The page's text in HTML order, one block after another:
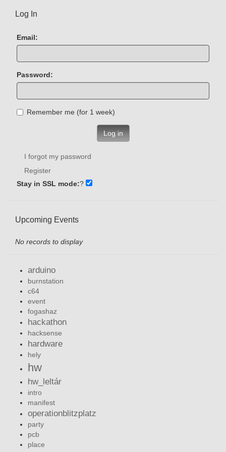
Log In
Email:
Password:
Remember me (for 1 week)
Log in
I forgot my password
Register
Stay in SSL mode:?
Upcoming Events
No records to display
arduino
burnstation
c64
event
fogashaz
hackathon
hacksense
hardware
hely
hw
hw_leltár
intro
manifest
operationblitzplatz
party
pcb
place